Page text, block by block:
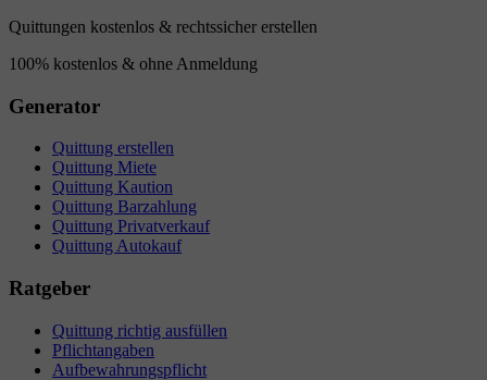
Quittungen kostenlos & rechtssicher erstellen
100% kostenlos & ohne Anmeldung
Generator
Quittung erstellen
Quittung Miete
Quittung Kaution
Quittung Barzahlung
Quittung Privatverkauf
Quittung Autokauf
Ratgeber
Quittung richtig ausfüllen
Pflichtangaben
Aufbewahrungspflicht